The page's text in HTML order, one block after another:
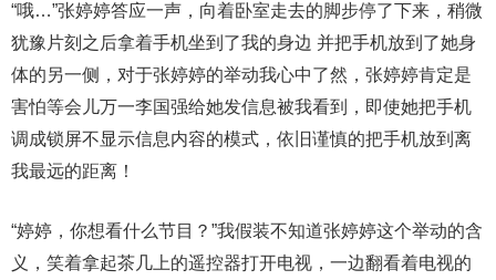
“哦…”张婷婷答应一声，向着卧室走去的脚步停了下来，稍微
犹豫片刻之后拿着手机坐到了我的身边 并把手机放到了她身
体的另一侧，对于张婷婷的举动我心中了然，张婷婷肯定是
害怕等会儿万一李国强给她发信息被我看到，即使她把手机
调成锁屏不显示信息内容的模式，依旧谨慎的把手机放到离
我最远的距离！
“婷婷，你想看什么节目？”我假装不知道张婷婷这个举动的含
义，笑着拿起茶几上的遥控器打开电视，一边翻看着电视的